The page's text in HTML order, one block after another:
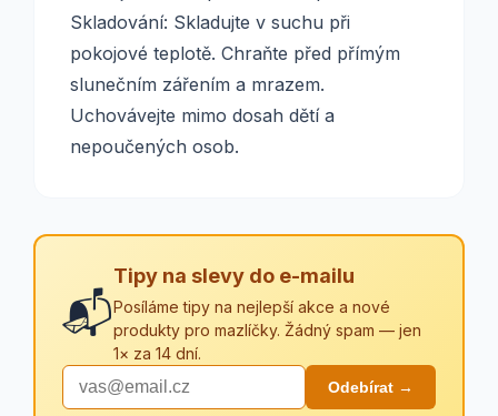
Skladování: Skladujte v suchu při
pokojové teplotě. Chraňte před přímým
slunečním zářením a mrazem.
Uchovávejte mimo dosah dětí a
nepoučených osob.
📬
Tipy na slevy do e-mailu
Posíláme tipy na nejlepší akce a nové
produkty pro mazlíčky. Žádný spam — jen
1× za 14 dní.
Odebírat →